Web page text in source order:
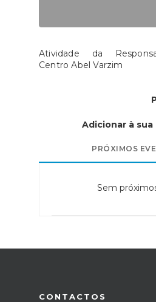
Atividade da
Centro Abel Varzim
Adicionar à sua
PRÓXIMOS
Sem
CONTACTOS